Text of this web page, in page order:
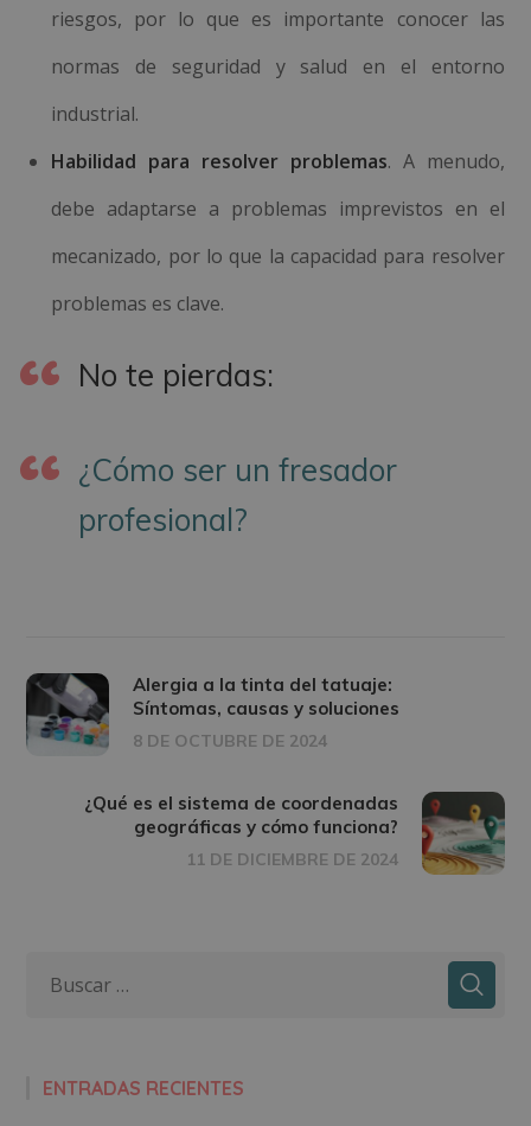
riesgos, por lo que es importante conocer las
normas de seguridad y salud en el entorno
industrial.
Habilidad para resolver problemas. A menudo,
debe adaptarse a problemas imprevistos en el
mecanizado, por lo que la capacidad para resolver
problemas es clave.
No te pierdas:
¿Cómo ser un fresador
profesional?
Alergia a la tinta del tatuaje:
Síntomas, causas y soluciones
8 DE OCTUBRE DE 2024
¿Qué es el sistema de coordenadas
geográficas y cómo funciona?
11 DE DICIEMBRE DE 2024
ENTRADAS RECIENTES